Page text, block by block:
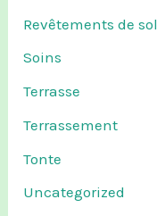
Revêtements de sol
Soins
Terrasse
Terrassement
Tonte
Uncategorized